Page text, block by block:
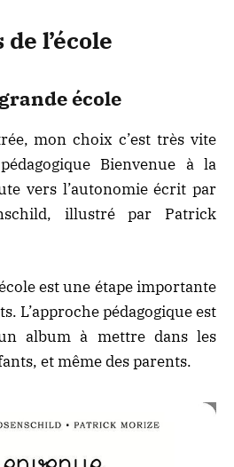
l’école
école
mon choix c’est très vite
Bienvenue à la
vers l’autonomie écrit par
illustré par Patrick
est une étape importante
L’approche pédagogique est
album à mettre dans les
et même des parents.